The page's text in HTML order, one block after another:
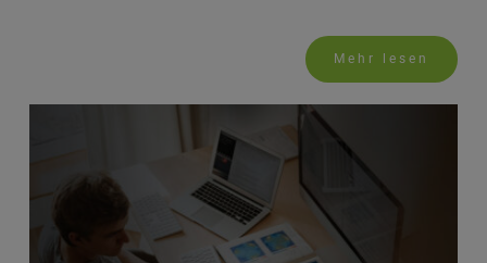
Mehr lesen